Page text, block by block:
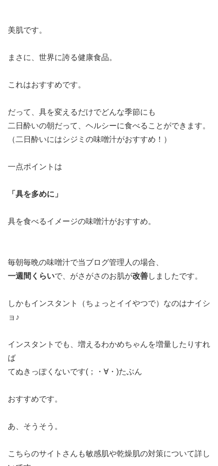
美肌です。
まさに、世界に誇る健康食品。
これはおすすめです。
だって、具を変えるだけでどんな季節にも
二日酔いの朝だって、ヘルシーに食べることができます。
（二日酔いにはシジミの味噌汁がおすすめ！）
一点ポイントは
「具を多めに」
具を食べるイメージの味噌汁がおすすめ。
毎朝毎晩の味噌汁で当ブログ管理人の場合、
一週間くらいで、がさがさのお肌が改善しましたです。
しかもインスタント（ちょっとイイやつで）なのはナイシ
ョ♪
インスタントでも、増えるわかめちゃんを増量したりすれ
ば
てぬきっぽくないです(；・∀・)たぶん
おすすめです。
あ、そうそう。
こちらのサイトさんも敏感肌や乾燥肌の対策について詳し